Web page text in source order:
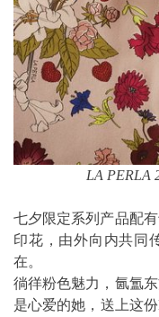
LA PERLA
七夕限定系列产品配
印花，由外向内共同
在。
徜徉粉色魅力，氤氲
是心爱的她，送上这